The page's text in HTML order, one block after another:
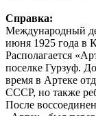
Справка:
Международный
июня 1925 года в
Располагается
поселке Гурзуф.
время в Артеке
СССР, но также
После